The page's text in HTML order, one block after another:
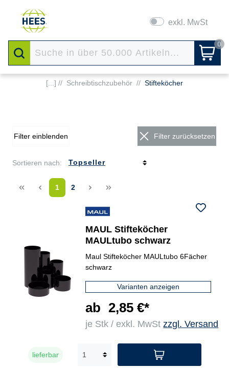
exkl. MwSt
0
[...] // Schreibtischzubehör // Stifteköcher
Filter einblenden Filter zurücksetzen
Sortieren nach:
<< < 1 2 > >>
MAUL Stifteköcher
MAULtubo schwarz
Maul Stifteköcher MAULtubo 6Fächer
schwarz
Varianten anzeigen
ab 2,85 €*
je Stk / exkl. MwStzzgl. Versand
lieferbar